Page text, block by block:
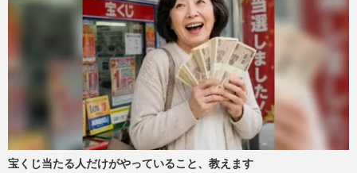
宝くじ当たる人だけがやっていること、教えます